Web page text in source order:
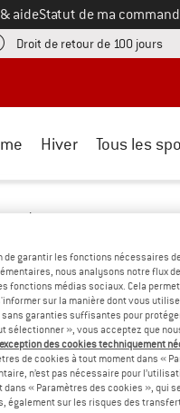
& aideStatut de ma
boîte d'information
Droit de retour de 100 jours
Hiver Tous les
AUCUN
GAMME...
de les trouver
et réessayez en
garantir les fonctions nécessaires
nous analysons notre flux
fonctions médias sociaux. Cela
sur la manière dont vous
garanties suffisantes pour
sélectionner », vous acceptez que
des cookies techniquement
de cookies à tout moment dans «
n’est pas nécessaire pour
« Paramètres des cookies », qui
également sur les risques des